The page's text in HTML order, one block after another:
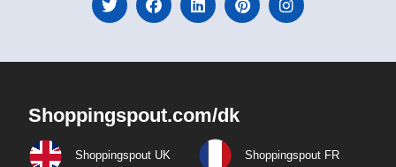
Shoppingspout.com/dk
Shoppingspout UK Shoppingspout FR